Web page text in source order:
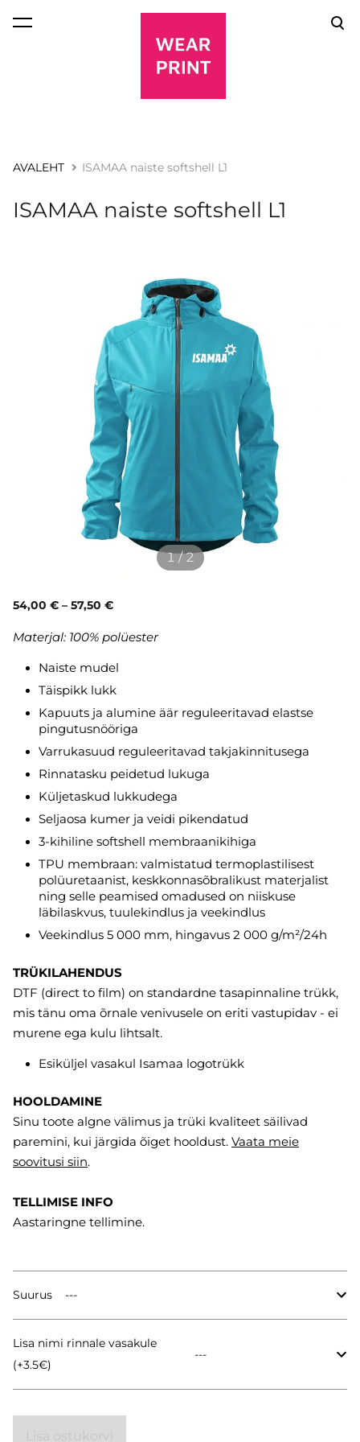
lisati ostukorvi.
AVALEHT ISAMAA naiste softshell L1
ISAMAA naiste softshell L1
1 / 2
54,00 € – 57,50 €
Materjal: 100% polüester
Naiste mudel
Täispikk lukk
Kapuuts ja alumine äär reguleeritavad elastse
pingutusnööriga
Varrukasuud reguleeritavad takjakinnitusega
Rinnatasku peidetud lukuga
Küljetaskud lukkudega
Seljaosa kumer ja veidi pikendatud
3-kihiline softshell membraanikihiga
TPU membraan: valmistatud termoplastilisest
polüuretaanist, keskkonnasõbralikust materjalist
ning selle peamised omadused on niiskuse
läbilaskvus, tuulekindlus ja veekindlus
Veekindlus 5 000 mm, hingavus 2 000 g/m²/24h
TRÜKILAHENDUS
DTF (direct to film) on standardne tasapinnaline trükk,
mis tänu oma õrnale venivusele on eriti vastupidav - ei
murene ega kulu lihtsalt.
Esiküljel vasakul Isamaa logotrükk
HOOLDAMINE
Sinu toote algne välimus ja trüki kvaliteet säilivad
paremini, kui järgida õiget hooldust. Vaata meie
soovitusi siin.
TELLIMISE INFO
Aastaringne tellimine.
Suurus
Lisa nimi rinnale vasakule
(+3.5€)